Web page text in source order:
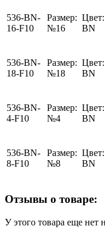
536-BN-
16-F10
Размер:
№16
Цвет:
BN
536-BN-
18-F10
Размер:
№18
Цвет:
BN
536-BN-
4-F10
Размер:
№4
Цвет:
BN
536-BN-
8-F10
Размер:
№8
Цвет:
BN
Отзывы о товаре:
У этого товара еще нет